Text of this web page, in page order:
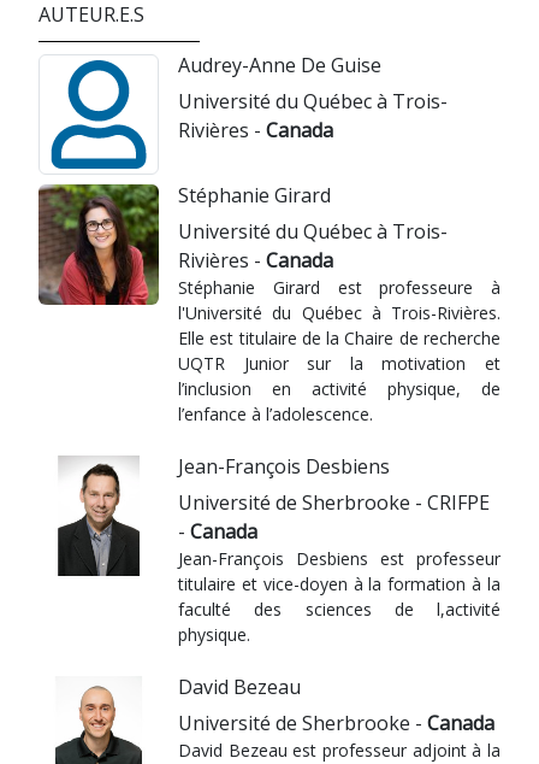
AUTEUR.E.S
Audrey-Anne De Guise
Université du Québec à Trois-
Rivières - Canada
Stéphanie Girard
Université du Québec à Trois-
Rivières - Canada
Stéphanie Girard est professeure à
l'Université du Québec à Trois-Rivières.
Elle est titulaire de la Chaire de recherche
UQTR Junior sur la motivation et
l’inclusion en activité physique, de
l’enfance à l’adolescence.
Jean-François Desbiens
Université de Sherbrooke - CRIFPE
- Canada
Jean-François Desbiens est professeur
titulaire et vice-doyen à la formation à la
faculté des sciences de l,activité
physique.
David Bezeau
Université de Sherbrooke - Canada
David Bezeau est professeur adjoint à la